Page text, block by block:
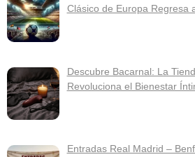
Clásico de Europa Regresa
Descubre Bacarnal: La
Revoluciona el Bienestar
Entradas Real Madrid –